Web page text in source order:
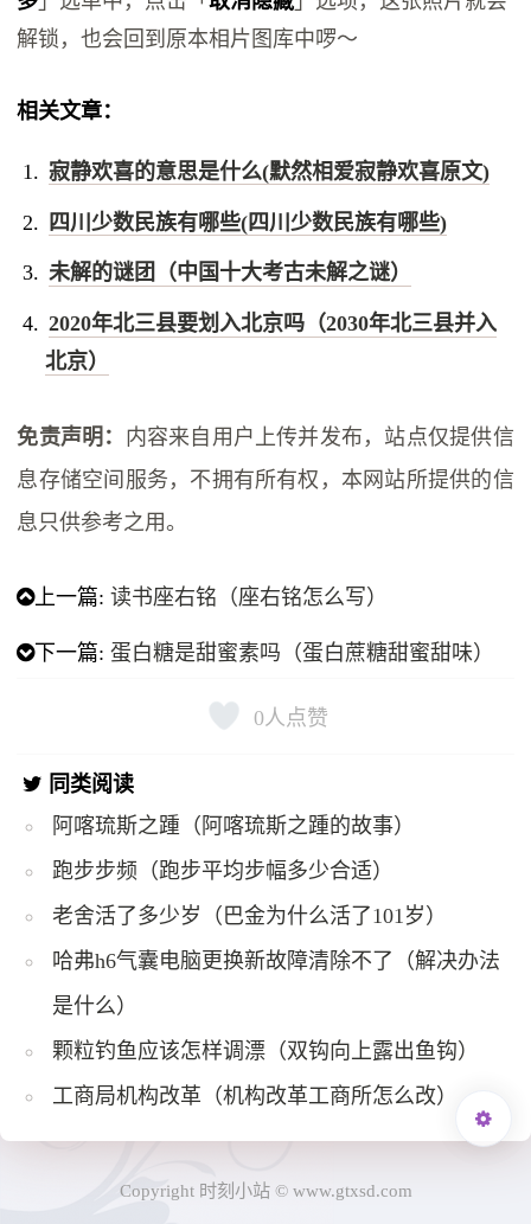
解锁，也会回到原本相片图库中啰～
相关文章：
寂静欢喜的意思是什么(默然相爱寂静欢喜原文)
四川少数民族有哪些(四川少数民族有哪些)
未解的谜团（中国十大考古未解之谜）
2020年北三县要划入北京吗（2030年北三县并入
北京）
免责声明： 内容来自用户上传并发布，站点仅提供信
息存储空间服务，不拥有所有权，本网站所提供的信
息只供参考之用。
上一篇:读书座右铭（座右铭怎么写）
下一篇:蛋白糖是甜蜜素吗（蛋白蔗糖甜蜜甜味）
0人点赞
同类阅读
阿喀琉斯之踵（阿喀琉斯之踵的故事）
跑步步频（跑步平均步幅多少合适）
老舍活了多少岁（巴金为什么活了101岁）
哈弗h6气囊电脑更换新故障清除不了（解决办法
是什么）
颗粒钓鱼应该怎样调漂（双钩向上露出鱼钩）
工商局机构改革（机构改革工商所怎么改）
Copyright 时刻小站 © www.gtxsd.com